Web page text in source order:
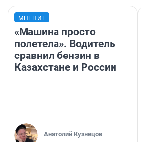
МНЕНИЕ
«Машина просто
полетела». Водитель
сравнил бензин в
Казахстане и России
Анатолий Кузнецов